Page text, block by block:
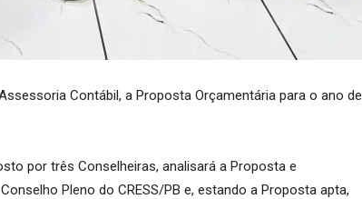
Contábil, a Proposta Orçamentária para o ano de
por três Conselheiras, analisará a Proposta e
Pleno do CRESS/PB e, estando a Proposta apta,